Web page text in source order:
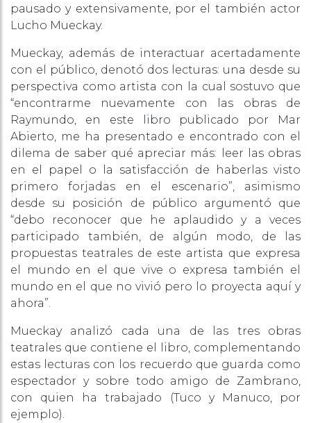
pausado y extensivamente, por el también actor
Lucho Mueckay.
Mueckay, además de interactuar acertadamente
con el público, denotó dos lecturas: una desde su
perspectiva como artista con la cual sostuvo que
“encontrarme nuevamente con las obras de
Raymundo, en este libro publicado por Mar
Abierto, me ha presentado e encontrado con el
dilema de saber qué apreciar más: leer las obras
en el papel o la satisfacción de haberlas visto
primero forjadas en el escenario”, asimismo
desde su posición de público argumentó que
“debo reconocer que he aplaudido y a veces
participado también, de algún modo, de las
propuestas teatrales de este artista que expresa
el mundo en el que vive o expresa también el
mundo en el que no vivió pero lo proyecta aquí y
ahora”.
Mueckay analizó cada una de las tres obras
teatrales que contiene el libro, complementando
estas lecturas con los recuerdo que guarda como
espectador y sobre todo amigo de Zambrano,
con quien ha trabajado (Tuco y Manuco, por
ejemplo).